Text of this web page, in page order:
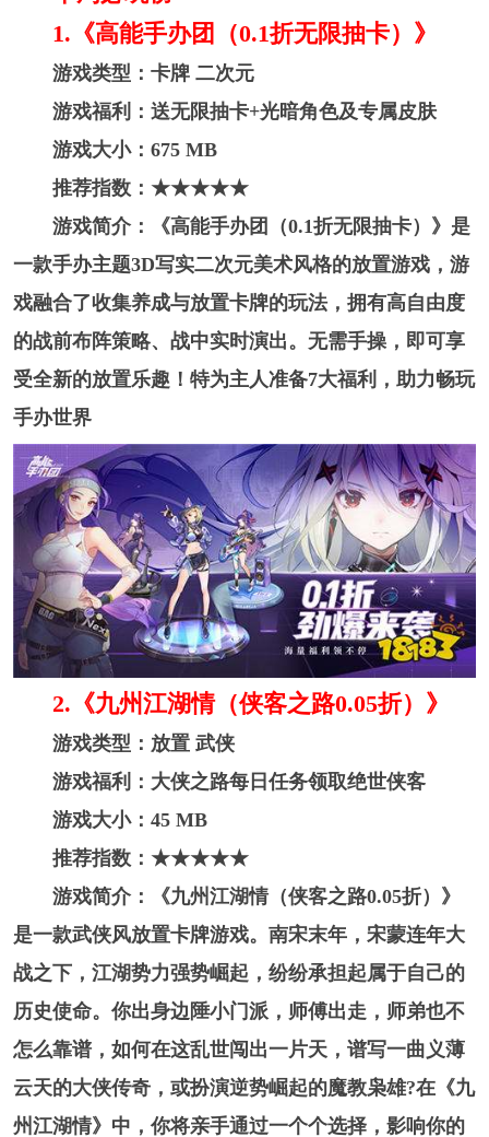
1.《高能手办团（0.1折无限抽卡）》
游戏类型：卡牌 二次元
游戏福利：送无限抽卡+光暗角色及专属皮肤
游戏大小：675 MB
推荐指数：★★★★★
游戏简介：《高能手办团（0.1折无限抽卡）》是
一款手办主题3D写实二次元美术风格的放置游戏，游
戏融合了收集养成与放置卡牌的玩法，拥有高自由度
的战前布阵策略、战中实时演出。无需手操，即可享
受全新的放置乐趣！特为主人准备7大福利，助力畅玩
手办世界
2.《九州江湖情（侠客之路0.05折）》
游戏类型：放置 武侠
游戏福利：大侠之路每日任务领取绝世侠客
游戏大小：45 MB
推荐指数：★★★★★
游戏简介：《九州江湖情（侠客之路0.05折）》
是一款武侠风放置卡牌游戏。南宋末年，宋蒙连年大
战之下，江湖势力强势崛起，纷纷承担起属于自己的
历史使命。你出身边陲小门派，师傅出走，师弟也不
怎么靠谱，如何在这乱世闯出一片天，谱写一曲义薄
云天的大侠传奇，或扮演逆势崛起的魔教枭雄?在《九
州江湖情》中，你将亲手通过一个个选择，影响你的